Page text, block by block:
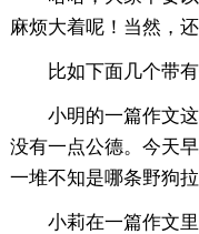
麻烦大着呢！当然，
比如下面几个带
小明的一篇作文
没有一点公德。今天
一堆不知是哪条野狗
小莉在一篇作文